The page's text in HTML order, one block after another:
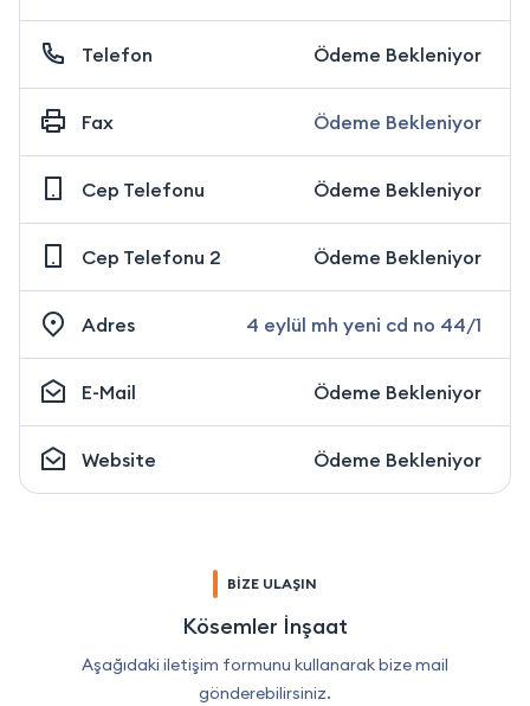
Telefon Ödeme Bekleniyor
Fax Ödeme Bekleniyor
Cep Telefonu Ödeme Bekleniyor
Cep Telefonu 2 Ödeme Bekleniyor
Adres 4 eylül mh yeni cd no 44/1
E-Mail Ödeme Bekleniyor
Website Ödeme Bekleniyor
BİZE ULAŞIN
Kösemler İnşaat
Aşağıdaki iletişim formunu kullanarak bize mail
gönderebilirsiniz.